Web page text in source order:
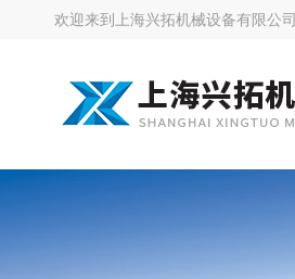
欢迎来到 上海兴拓机械设备有限公司